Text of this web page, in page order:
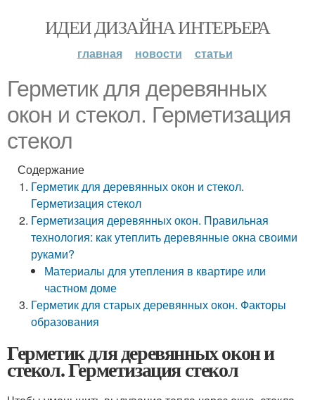
ИДЕИ ДИЗАЙНА ИНТЕРЬЕРА
главная новости статьи
Герметик для деревянных
окон и стекол. Герметизация
стекол
Содержание
Герметик для деревянных окон и стекол.
Герметизация стекол
Герметизация деревянных окон. Правильная
технология: как утеплить деревянные окна своими
руками?
Материалы для утепления в квартире или
частном доме
Герметик для старых деревянных окон. Факторы
образования
Герметик для деревянных окон и
стекол. Герметизация стекол